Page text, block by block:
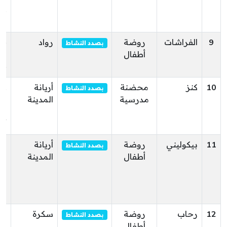
9
الفراشات
روضة
أطفال
بصدد النشاط
رواد
10
كنز
محضنة
مدرسية
بصدد النشاط
أريانة
المدينة
11
بيكوليني
روضة
أطفال
بصدد النشاط
أريانة
المدينة
12
رحاب
روضة
بصدد النشاط سكرة